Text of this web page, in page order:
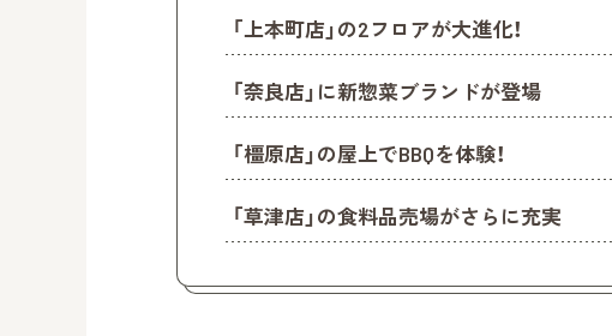
「上本町店」の2フロアが大進化！
「奈良店」に新惣菜ブランドが登場
「橿原店」の屋上でBBQを体験！
「草津店」の食料品売場がさらに充実